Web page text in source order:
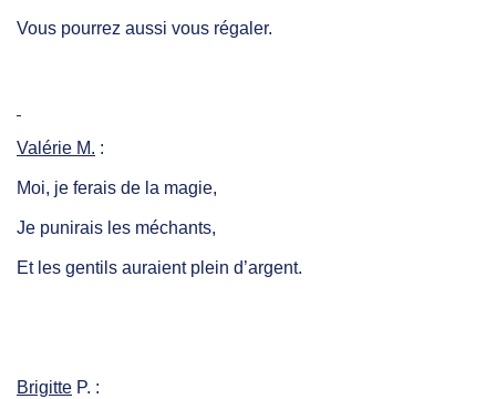
Vous pourrez aussi vous régaler.
Valérie M. :
Moi, je ferais de la magie,
Je punirais les méchants,
Et les gentils auraient plein d’argent.
Brigitte P. :